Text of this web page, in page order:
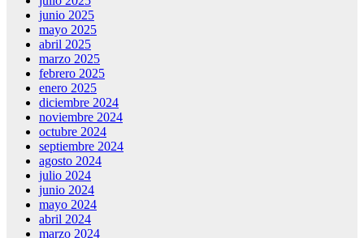
junio 2025
mayo 2025
abril 2025
marzo 2025
febrero 2025
enero 2025
diciembre 2024
noviembre 2024
octubre 2024
septiembre 2024
agosto 2024
julio 2024
junio 2024
mayo 2024
abril 2024
marzo 2024